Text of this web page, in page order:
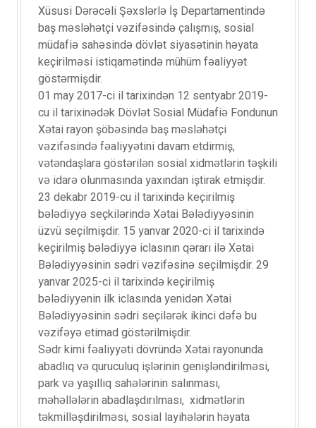
Xüsusi Dərəcəli Şəxslərlə İş Departamentində
baş məsləhətçi vəzifəsində çalışmış, sosial
müdafiə sahəsində dövlət siyasətinin həyata
keçirilməsi istiqamətində mühüm fəaliyyət
göstərmişdir.
01 may 2017-ci il tarixindən 12 sentyabr 2019-
cu il tarixinədək Dövlət Sosial Müdafiə Fondunun
Xətai rayon şöbəsində baş məsləhətçi
vəzifəsində fəaliyyətini davam etdirmiş,
vətəndaşlara göstərilən sosial xidmətlərin təşkili
və idarə olunmasında yaxından iştirak etmişdir.
23 dekabr 2019-cu il tarixində keçirilmiş
bələdiyyə seçkilərində Xətai Bələdiyyəsinin
üzvü seçilmişdir. 15 yanvar 2020-ci il tarixində
keçirilmiş bələdiyyə iclasının qərarı ilə Xətai
Bələdiyyəsinin sədri vəzifəsinə seçilmişdir. 29
yanvar 2025-ci il tarixində keçirilmiş
bələdiyyənin ilk iclasında yenidən Xətai
Bələdiyyəsinin sədri seçilərək ikinci dəfə bu
vəzifəyə etimad göstərilmişdir.
Sədr kimi fəaliyyəti dövründə Xətai rayonunda
abadlıq və quruculuq işlərinin genişləndirilməsi,
park və yaşıllıq sahələrinin salınması,
məhəllələrin abadlaşdırılması, xidmətlərin
təkmilləşdirilməsi, sosial layihələrin həyata